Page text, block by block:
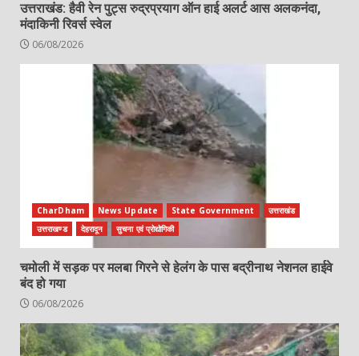
उत्तराखंड: हैवी रेन पुट्स रुद्रप्रयाग ऑन हाई अलर्ट आस अलकनंदा,
मंदाकिनी रिवर्स स्वेल
06/08/2026
CharDham News Update State Government
उत्तराखंड
उत्तराखण्ड
देहरादून सुचना एवं प्रोद्योगिकी
चमोली में सड़क पर मलबा गिरने से हेलंग के पास बद्रीनाथ नेशनल हाईवे
बंद हो गया
06/08/2026